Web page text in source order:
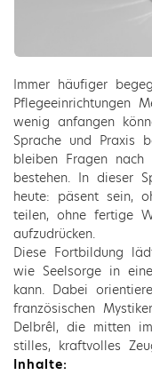
Immer häufiger
Pflegeeinrichtungen
wenig anfangen
Sprache und Praxis
bleiben Fragen nach
bestehen. In dieser
heute: päsent sein,
teilen, ohne fertige
aufzudrücken.
Diese Fortbildung
wie Seelsorge in
kann. Dabei
französischen
Delbrêl, die mitten
stilles, kraftvolles
Inhalte: